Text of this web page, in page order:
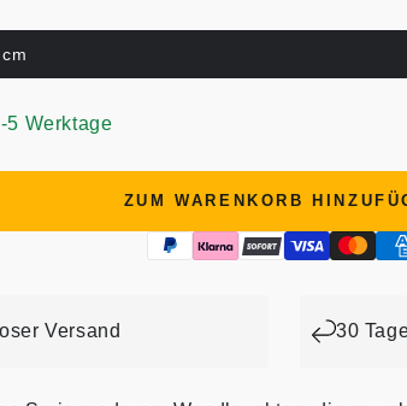
5 Werktage
ZUM WARENKORB
Versand 30